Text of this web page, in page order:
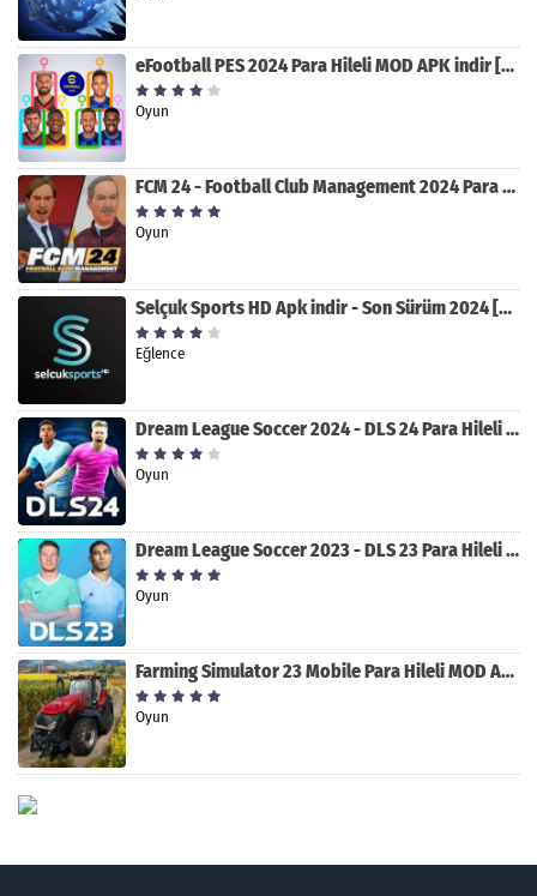
eFootball PES 2024 Para Hileli MOD APK indir [v8.2.0]
Oyun
FCM 24 - Football Club Management 2024 Para Hileli MOD APK indir [v1.0.4]
Oyun
Selçuk Sports HD Apk indir - Son Sürüm 2024 [2.0.1.9]
Eğlence
Dream League Soccer 2024 - DLS 24 Para Hileli MOD APK indir [v11.050]
Oyun
Dream League Soccer 2023 - DLS 23 Para Hileli MOD APK [v11.020]
Oyun
Farming Simulator 23 Mobile Para Hileli MOD APK indir [v0.0.0.8]
Oyun